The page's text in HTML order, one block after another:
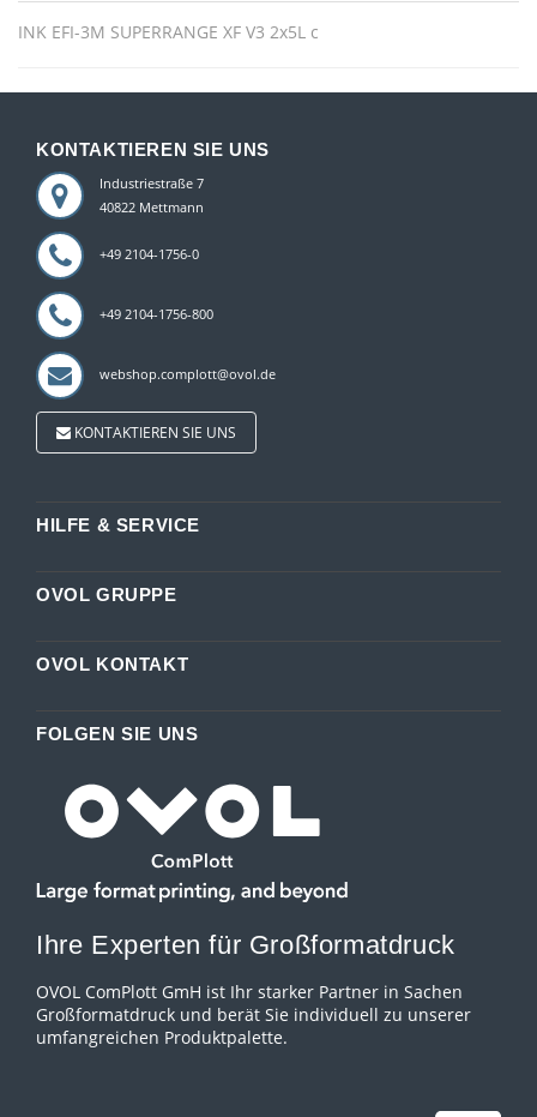
INK EFI-3M SUPERRANGE XF V3 2x5L c
KONTAKTIEREN SIE UNS
Industriestraße 7
40822 Mettmann
+49 2104-1756-0
+49 2104-1756-800
webshop.complott@ovol.de
KONTAKTIEREN SIE UNS
HILFE & SERVICE
OVOL GRUPPE
OVOL KONTAKT
FOLGEN SIE UNS
Ihre Experten für Großformatdruck
OVOL ComPlott GmH ist Ihr starker Partner in Sachen
Großformatdruck und berät Sie individuell zu unserer
umfangreichen Produktpalette.